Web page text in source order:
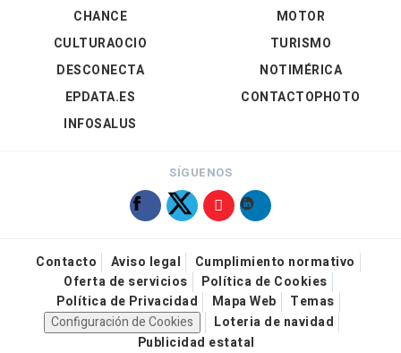
CHANCE
CULTURAOCIO
DESCONECTA
EPDATA.ES
INFOSALUS
MOTOR
TURISMO
NOTIMÉRICA
CONTACTOPHOTO
SÍGUENOS
Contacto Aviso legal
Cumplimiento normativo
Oferta de servicios
Política de Cookies
Política de Privacidad
Mapa Web
Temas
Configuración de Cookies
Loteria de navidad
Publicidad estatal